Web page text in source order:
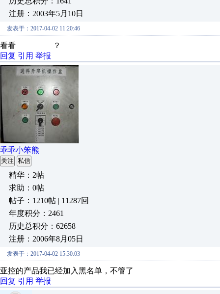
注册：2003年5月10日
发表于：2017-04-02 11:20:46
看看 ？
回复 引用 举报
乖乖小笨熊
关注 私信
精华：2帖
求助：0帖
帖子：1210帖 | 11287回
年度积分：2461
历史总积分：62658
注册：2006年8月05日
发表于：2017-04-02 15:30:03
亚控的产品我已经加入黑名单，不管了
回复 引用 举报